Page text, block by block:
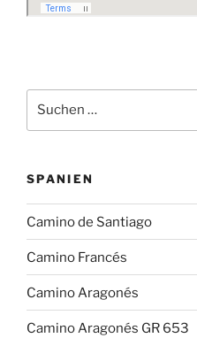
nach:
SPANIEN
Camino de Santiago
Camino Francés
Camino Aragonés
Camino Aragonés GR 653